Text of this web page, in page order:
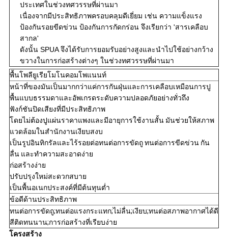
ประเทศในช่วงทศวรรษที่ผ่านมา
เนื่องจากมีประสิทธิภาพครอบคลุมดีเยี่ยม เช่น ความแข็งแรง
ป้องกันรอยขีดข่วน ป้องกันการกัดกร่อน จึงเรียกว่า 'สารเคลือบ
สากล'
ดังนั้น SPUA จึงได้รับการยอมรับอย่างสูงและนำไปใช้อย่างกว้าง
ขวางในการก่อสร้างต่างๆ ในช่วงทศวรรษที่ผ่านมา
พื้นโพลียูเรียโมโนคอมโพแนนท์
หน้าที่ของมันเป็นมากกว่าแค่การกันฝุ่นและการเคลือบเหมือนการปู
พื้นแบบธรรมดาและอัพเกรดระดับความปลอดภัยอย่างทั่วถึง
ฟังก์ชันปิดเสียงที่มีประสิทธิภาพ
โดยไม่ต้องปูแผ่นราคาแพงและมีอายุการใช้งานสั้น มันช่วยให้สภาพ
แวดล้อมในสำนักงานเงียบสงบ
เป็นรูปอินทิกรัลและไร้รอยต่อทนต่อการขัดถู ทนต่อการขีดข่วน กัน
ลื่น และทำความสะอาดง่าย
ก่อสร้างง่าย
ปรับปรุงใหม่สะดวกสบาย
เป็นพื้นอเนกประสงค์ที่มีต้นทุนต่ำ
ข้อดีด้านประสิทธิภาพ
ทนต่อการขัดถู;ทนต่อแรงกระแทก;ไม่ลื่น;เงียบ;ทนต่อสภาพอากาศได้ดี
สีติดทนนาน;การก่อสร้างที่เรียบง่าย
โครงสร้าง